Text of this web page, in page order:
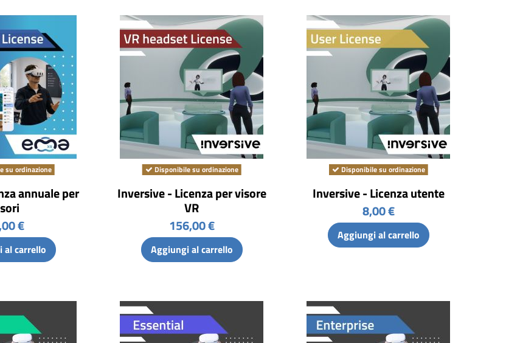
su ordinazione
annuale per
€
al carrello
Disponibile su ordinazione
Inversive - Licenza per visore
VR
156,00 €
Aggiungi al carrello
Disponibile su ordinazione
Inversive - Licenza utente
8,00 €
Aggiungi al carrello